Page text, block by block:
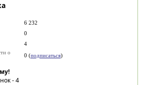
6 232
0
4
о
0 (подписаться)
-4